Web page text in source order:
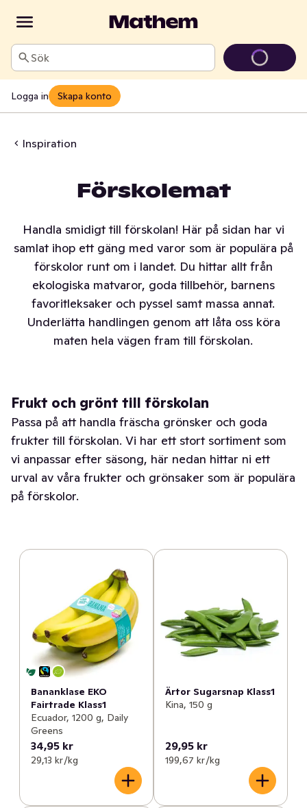
Sök
Logga in Skapa konto
Inspiration
Förskolemat
Handla smidigt till förskolan! Här på sidan har vi
samlat ihop ett gäng med varor som är populära på
förskolor runt om i landet. Du hittar allt från
ekologiska matvaror, goda tillbehör, barnens
favoritleksaker och pyssel samt massa annat.
Underlätta handlingen genom att låta oss köra
maten hela vägen fram till förskolan.
Frukt och grönt till förskolan
Passa på att handla fräscha grönsker och goda
frukter till förskolan. Vi har ett stort sortiment som
vi anpassar efter säsong, här nedan hittar ni ett
urval av våra frukter och grönsaker som är populära
på förskolor.
Bananklase EKO
Fairtrade Klass1
Ecuador, 1200 g, Daily
Greens
34,95 kr
29,13 kr /kg
Ärtor Sugarsnap Klass1
Kina, 150 g
29,95 kr
199,67 kr /kg